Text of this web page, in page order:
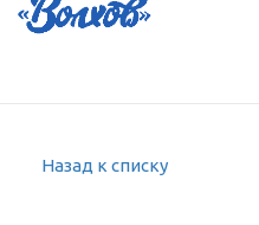
Назад к списку